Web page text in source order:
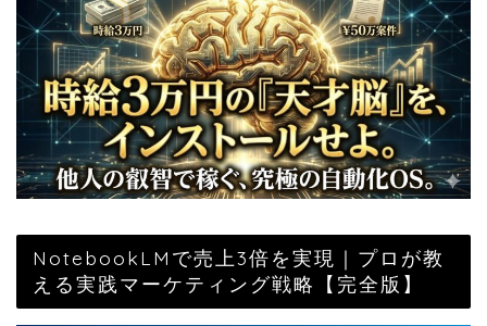
NotebookLMで売上3倍を実現｜プロが教
える実践マーケティング戦略【完全版】